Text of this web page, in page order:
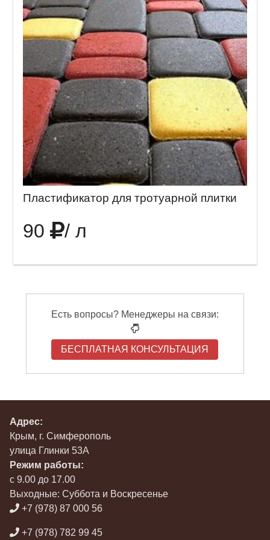
Пластификатор для тротуарной плитки
90 / л
Есть вопросы? Менеджеры на связи:
БЕСПЛАТНАЯ КОНСУЛЬТАЦИЯ
Адрес:
Крым, г. Симферополь
улица Глинки 53А
Режим работы:
с 9.00 до 17.00
Выходные: Суббота и Воскресенье
+7 (978) 87 000 56
+7 (978) 782 99 45